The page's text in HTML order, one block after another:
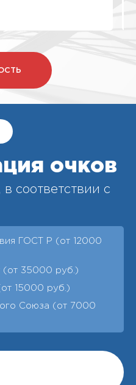
очков
соответствии с
ГОСТ Р (от 12000
(от 35000 руб.)
15000 руб.)
Союза (от 7000